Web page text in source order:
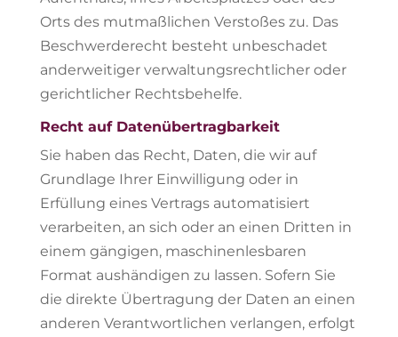
Orts des mutmaßlichen Verstoßes zu. Das
Beschwerderecht besteht unbeschadet
anderweitiger verwaltungsrechtlicher oder
gerichtlicher Rechtsbehelfe.
Recht auf Daten­übertrag­barkeit
Sie haben das Recht, Daten, die wir auf
Grundlage Ihrer Einwilligung oder in
Erfüllung eines Vertrags automatisiert
verarbeiten, an sich oder an einen Dritten in
einem gängigen, maschinenlesbaren
Format aushändigen zu lassen. Sofern Sie
die direkte Übertragung der Daten an einen
anderen Verantwortlichen verlangen, erfolgt